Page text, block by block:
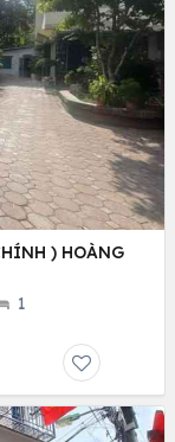
) HOÀNG
1